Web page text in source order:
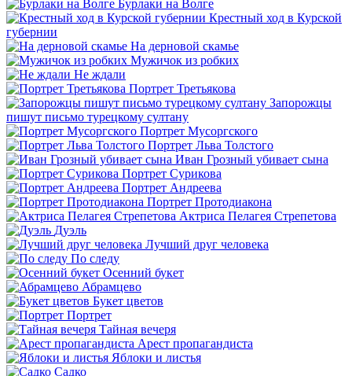
Бурлаки на Волге
Крестный ход в Курской
губернии
На дерновой скамье
Мужичок из робких
Не ждали
Портрет Третьякова
Запорожцы
пишут письмо турецкому султану
Портрет Мусоргского
Портрет Льва Толстого
Иван Грозный убивает сына
Портрет Сурикова
Портрет Андреева
Портрет Протодиакона
Актриса Пелагея Стрепетова
Дуэль
Лучший друг человека
По следу
Осенний букет
Абрамцево
Букет цветов
Портрет
Тайная вечеря
Арест пропагандиста
Яблоки и листья
Садко